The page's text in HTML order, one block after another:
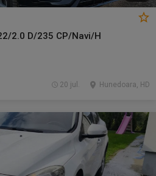
2.0 D/235 CP/Navi/H
Hunedoara, HD
20 jul.